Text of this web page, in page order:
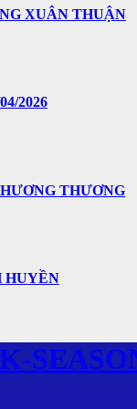
XUÂN THUẬN
2026
THƯƠNG
HUYỀN